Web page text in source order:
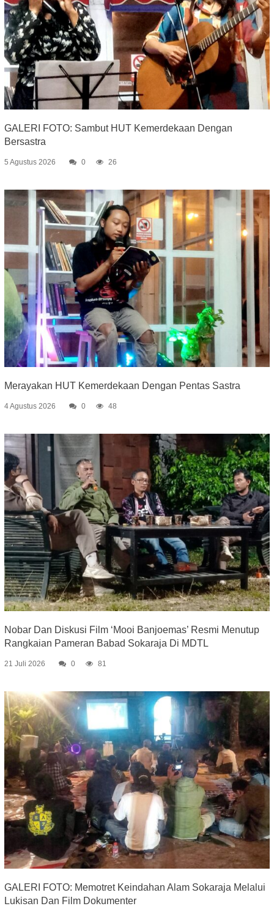
GALERI FOTO: Sambut HUT Kemerdekaan Dengan
Bersastra
5 Agustus 2026 0 26
Merayakan HUT Kemerdekaan Dengan Pentas Sastra
4 Agustus 2026 0 48
Nobar Dan Diskusi Film ‘Mooi Banjoemas’ Resmi Menutup
Rangkaian Pameran Babad Sokaraja Di MDTL
21 Juli 2026 0 81
GALERI FOTO: Memotret Keindahan Alam Sokaraja Melalui
Lukisan Dan Film Dokumenter